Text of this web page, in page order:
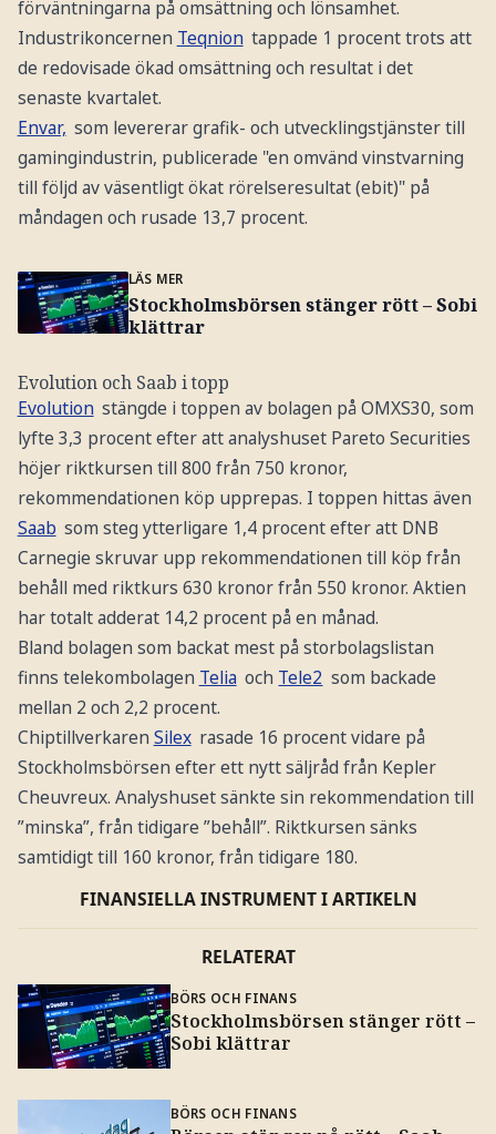
förväntningarna på omsättning och lönsamhet.
Industrikoncernen Teqnion tappade 1 procent trots att
de redovisade ökad omsättning och resultat i det
senaste kvartalet.
Envar, som levererar grafik- och utvecklingstjänster till
gamingindustrin, publicerade "en omvänd vinstvarning
till följd av väsentligt ökat rörelseresultat (ebit)" på
måndagen och rusade 13,7 procent.
LÄS MER
Stockholmsbörsen stänger rött – Sobi
klättrar
Evolution och Saab i topp
Evolution stängde i toppen av bolagen på OMXS30, som
lyfte 3,3 procent efter att analyshuset Pareto Securities
höjer riktkursen till 800 från 750 kronor,
rekommendationen köp upprepas. I toppen hittas även
Saab som steg ytterligare 1,4 procent efter att DNB
Carnegie skruvar upp rekommendationen till köp från
behåll med riktkurs 630 kronor från 550 kronor. Aktien
har totalt adderat 14,2 procent på en månad.
Bland bolagen som backat mest på storbolagslistan
finns telekombolagen Telia och Tele2 som backade
mellan 2 och 2,2 procent.
Chiptillverkaren Silex rasade 16 procent vidare på
Stockholmsbörsen efter ett nytt säljråd från Kepler
Cheuvreux. Analyshuset sänkte sin rekommendation till
”minska”, från tidigare ”behåll”. Riktkursen sänks
samtidigt till 160 kronor, från tidigare 180.
FINANSIELLA INSTRUMENT I ARTIKELN
RELATERAT
BÖRS OCH FINANS
Stockholmsbörsen stänger rött –
Sobi klättrar
BÖRS OCH FINANS